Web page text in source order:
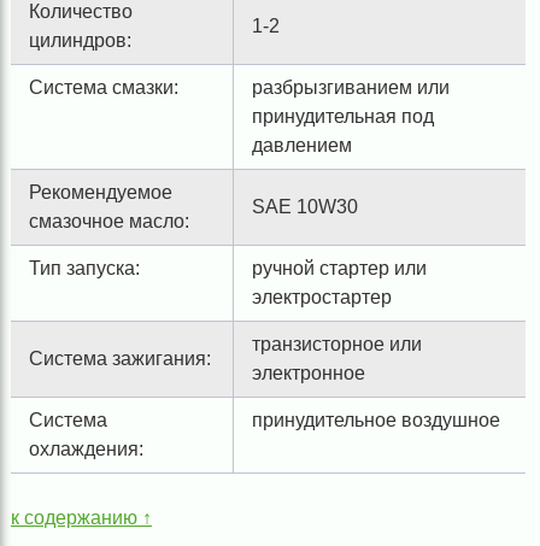
Количество
цилиндров:
1-2
Система смазки:
разбрызгиванием или
принудительная под
давлением
Рекомендуемое
смазочное масло:
SAE 10W30
Тип запуска:
ручной стартер или
электростартер
Система зажигания:
транзисторное или
электронное
Система
охлаждения:
принудительное воздушное
к содержанию ↑